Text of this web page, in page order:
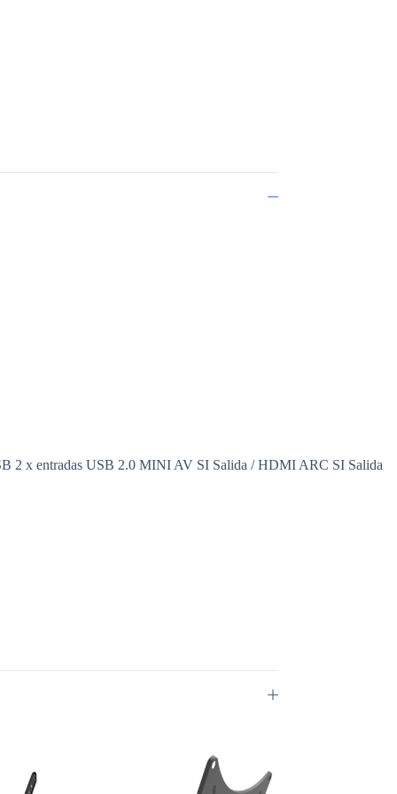
2 x entradas USB 2.0 MINI AV SI Salida / HDMI ARC SI Salida